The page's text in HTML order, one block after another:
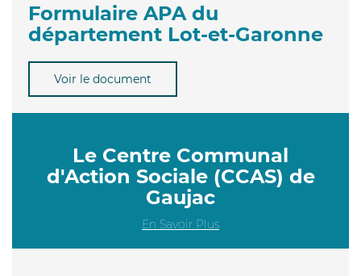
Formulaire APA du
département Lot-et-Garonne
Voir le document
Le Centre Communal
d'Action Sociale (CCAS) de
Gaujac
En Savoir Plus